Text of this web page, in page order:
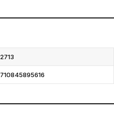
2713
710845895616